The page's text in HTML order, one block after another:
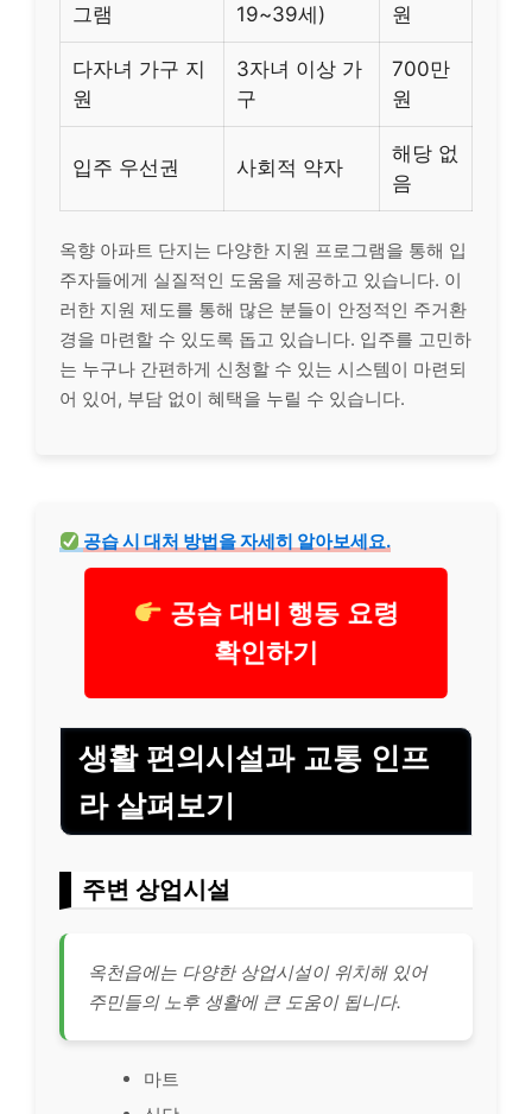
그램
19~39세)
원
다자녀 가구 지
원
3자녀 이상 가
구
700만
원
입주 우선권 사회적 약자
해당 없
음
옥향 아파트 단지는 다양한 지원 프로그램을 통해 입
주자들에게 실질적인 도움을 제공하고 있습니다. 이
러한 지원 제도를 통해 많은 분들이 안정적인 주거환
경을 마련할 수 있도록 돕고 있습니다. 입주를 고민하
는 누구나 간편하게 신청할 수 있는 시스템이 마련되
어 있어, 부담 없이 혜택을 누릴 수 있습니다.
공습 시 대처 방법을 자세히 알아보세요.
공습 대비 행동 요령
확인하기
생활 편의시설과 교통 인프
라 살펴보기
주변 상업시설
옥천읍에는 다양한 상업시설이 위치해 있어
주민들의 노후 생활에 큰 도움이 됩니다.
마트